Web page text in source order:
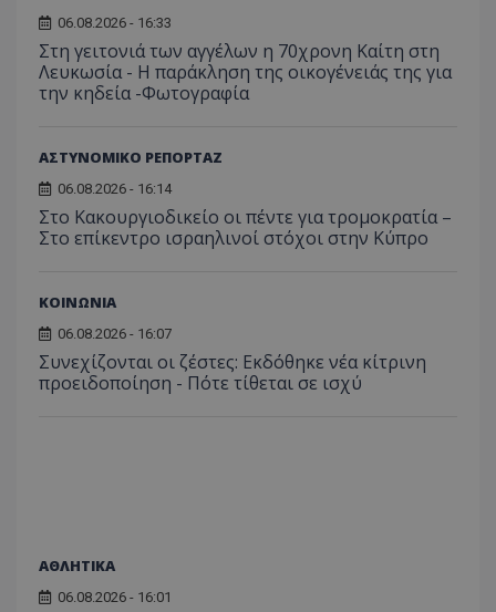
06.08.2026 - 16:33
Στη γειτονιά των αγγέλων η 70χρονη Καίτη στη
Λευκωσία - Η παράκληση της οικογένειάς της για
την κηδεία -Φωτογραφία
ΑΣΤΥΝΟΜΙΚΟ ΡΕΠΟΡΤΑΖ
06.08.2026 - 16:14
Στο Κακουργιοδικείο οι πέντε για τρομοκρατία –
Στο επίκεντρο ισραηλινοί στόχοι στην Κύπρο
ΚΟΙΝΩΝΙΑ
06.08.2026 - 16:07
Συνεχίζονται οι ζέστες: Εκδόθηκε νέα κίτρινη
προειδοποίηση - Πότε τίθεται σε ισχύ
ΑΘΛΗΤΙΚΑ
06.08.2026 - 16:01
usprivacy
VISITOR_PRIVACY_METADATA